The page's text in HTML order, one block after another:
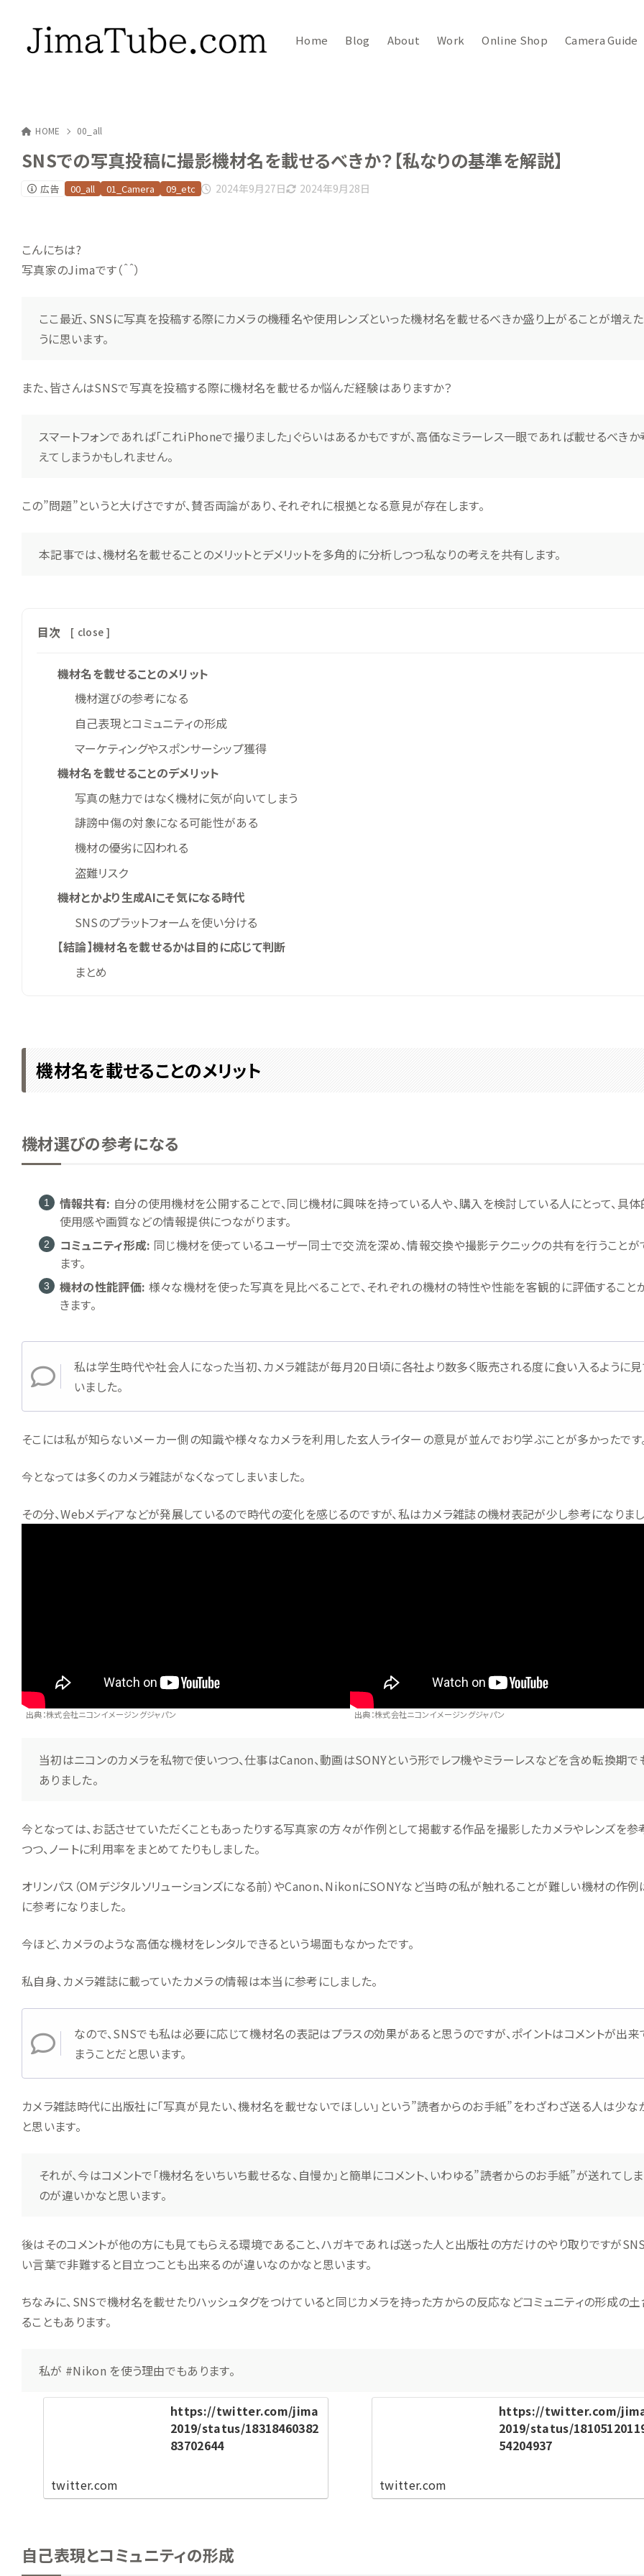
Home Blog About Work Online Shop Camera Guide
HOME 00_all
SNSでの写真投稿に撮影機材名を載せるべきか？【私なりの基準を解説】
広告 2024年9月27日 2024年9月28日
00_all 01_Camera 09_etc
こんにちは?
写真家のJimaです（＾＾）
ここ最近、SNSに写真を投稿する際にカメラの機種名や使用レンズといった機材名を載せるべきか盛り上がることが増え
うに思います。
また、皆さんはSNSで写真を投稿する際に機材名を載せるか悩んだ経験はありますか？
スマートフォンであれば「これiPhoneで撮りました」ぐらいはあるかもですが、高価なミラーレス一眼であれば載せるべきか
えてしまうかもしれません。
この”問題”というと大げさですが、賛否両論があり、それぞれに根拠となる意見が存在します。
本記事では、機材名を載せることのメリットとデメリットを多角的に分析しつつ私なりの考えを共有します。
目次 [ close ]
機材名を載せることのメリット
機材選びの参考になる
自己表現とコミュニティの形成
マーケティングやスポンサーシップ獲得
機材名を載せることのデメリット
写真の魅力ではなく機材に気が向いてしまう
誹謗中傷の対象になる可能性がある
機材の優劣に囚われる
盗難リスク
機材とかより生成AIこそ気になる時代
SNSのプラットフォームを使い分ける
【結論】機材名を載せるかは目的に応じて判断
まとめ
機材名を載せることのメリット
機材選びの参考になる
情報共有: 自分の使用機材を公開することで、同じ機材に興味を持っている人や、購入を検討している人にとって、具
使用感や画質などの情報提供につながります。
コミュニティ形成: 同じ機材を使っているユーザー同士で交流を深め、情報交換や撮影テクニックの共有を行うことが
ます。
機材の性能評価: 様々な機材を使った写真を見比べることで、それぞれの機材の特性や性能を客観的に評価すること
きます。
私は学生時代や社会人になった当初、カメラ雑誌が毎月20日頃に各社より数多く販売される度に食い入るように見
いました。
そこには私が知らないメーカー側の知識や様々なカメラを利用した玄人ライターの意見が並んでおり学ぶことが多かったです
今となっては多くのカメラ雑誌がなくなってしまいました。
その分、Webメディアなどが発展しているので時代の変化を感じるのですが、私はカメラ雑誌の機材表記が少し参考になりまし
出典：株式会社ニコンイメージングジャパン 出典：株式会社ニコンイメージングジャパン
当初はニコンのカメラを私物で使いつつ、仕事はCanon、動画はSONYという形でレフ機やミラーレスなどを含め転換期で
ありました。
今となっては、お話させていただくこともあったりする写真家の方々が作例として掲載する作品を撮影したカメラやレンズを参
つつ、ノートに利用率をまとめてたりもしました。
オリンパス（OMデジタルソリューションズになる前）やCanon、NikonにSONYなど当時の私が触れることが難しい機材の作例
に参考になりました。
今ほど、カメラのような高価な機材をレンタルできるという場面もなかったです。
私自身、カメラ雑誌に載っていたカメラの情報は本当に参考にしました。
なので、SNSでも私は必要に応じて機材名の表記はプラスの効果があると思うのですが、ポイントはコメントが出来
まうことだと思います。
カメラ雑誌時代に出版社に「写真が見たい、機材名を載せないでほしい」という”読者からのお手紙”をわざわざ送る人は少な
と思います。
それが、今はコメントで「機材名をいちいち載せるな、自慢か」と簡単にコメント、いわゆる”読者からのお手紙”が送れてし
のが違いかなと思います。
後はそのコメントが他の方にも見てもらえる環境であること、ハガキであれば送った人と出版社の方だけのやり取りですが
い言葉で非難すると目立つことも出来るのが違いなのかなと思います。
ちなみに、SNSで機材名を載せたりハッシュタグをつけていると同じカメラを持った方からの反応などコミュニティの形成の
ることもあります。
私が #Nikon を使う理由でもあります。
https://twitter.com/jima
2019/status/18318460382
83702644
twitter.com
https://twitter.com/
2019/status/
54204937
twitter.com
自己表現とコミュニティの形成